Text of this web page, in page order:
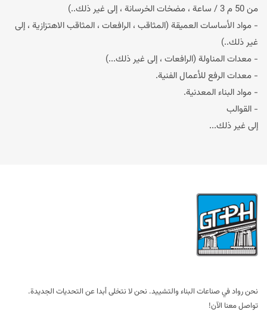
من 50 م 3 / ساعة ، مضخات الخرسانة ، إلى غير ذلك..)
- مواد الأساسات العميقة (المثاقب ، الرافعات ، المثاقب الاهتزازية ، إلى
غير ذلك..)
- معدات المناولة (الرافعات ، إلى غير ذلك...)
- معدات الرفع للأعمال الفنية.
- مواد البناء المعدنية.
- القوالب
إلى غير ذلك...
نحن رواد في صناعات البناء والتشييد. نحن لا نتخلى أبدا عن التحديات الجديدة.
تواصل معنا الآن!